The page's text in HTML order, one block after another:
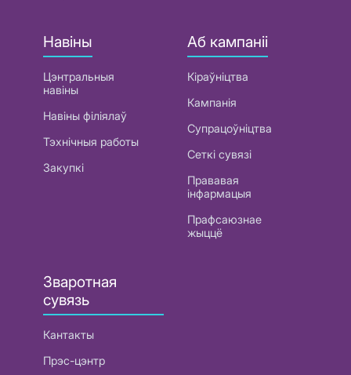
Навіны
Цэнтральныя
навіны
Навіны філіялаў
Тэхнічныя работы
Закупкі
Аб кампаніі
Кіраўніцтва
Кампанія
Супрацоўніцтва
Сеткі сувязі
Прававая
інфармацыя
Прафсаюзнае
жыццё
Зваротная
сувязь
Кантакты
Прэс-цэнтр